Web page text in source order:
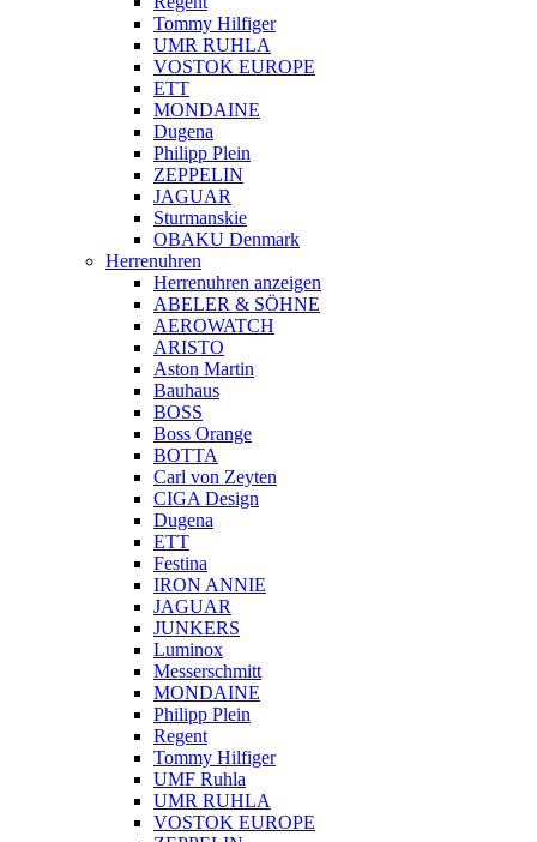
Tommy Hilfiger
UMR RUHLA
VOSTOK EUROPE
ETT
MONDAINE
Dugena
Philipp Plein
ZEPPELIN
JAGUAR
Sturmanskie
OBAKU Denmark
Herrenuhren
Herrenuhren anzeigen
ABELER & SÖHNE
AEROWATCH
ARISTO
Aston Martin
Bauhaus
BOSS
Boss Orange
BOTTA
Carl von Zeyten
CIGA Design
Dugena
ETT
Festina
IRON ANNIE
JAGUAR
JUNKERS
Luminox
Messerschmitt
MONDAINE
Philipp Plein
Regent
Tommy Hilfiger
UMF Ruhla
UMR RUHLA
VOSTOK EUROPE